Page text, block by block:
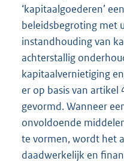
‘kapitaalgoederen’
beleidsbegroting met
instandhouding van
achterstallig
kapitaalvernietiging
er op basis van artikel
gevormd. Wanneer
onvoldoende
te vormen, wordt het
daadwerkelijk en